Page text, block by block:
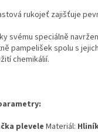
rukojeť zajišťuje
svému speciálně
pampelišek spolu s
chemikálií.
pleveleMateriál: